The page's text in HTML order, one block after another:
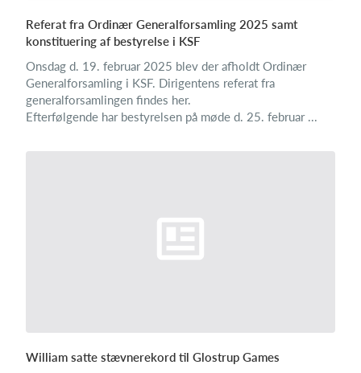
Referat fra Ordinær Generalforsamling 2025 samt
konstituering af bestyrelse i KSF
Onsdag d. 19. februar 2025 blev der afholdt Ordinær
Generalforsamling i KSF. Dirigentens referat fra
generalforsamlingen findes her.
Efterfølgende har bestyrelsen på møde d. 25. februar ...
William satte stævnerekord til Glostrup Games